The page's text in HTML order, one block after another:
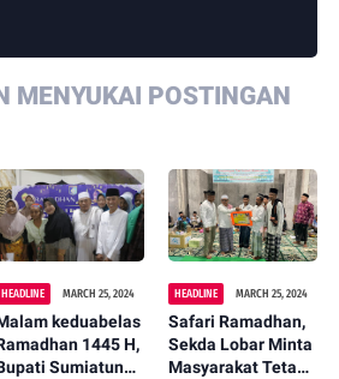
MENYUKAI POSTINGAN
HEADLINE MARCH 25, 2024
keduabelas
1445 H,
Sumiatun
HEADLINE MARCH 25, 2024
Safari Ramadhan,
Sekda Lobar Minta
Masyarakat Tetap